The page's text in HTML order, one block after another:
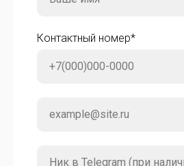
Контактный номер*